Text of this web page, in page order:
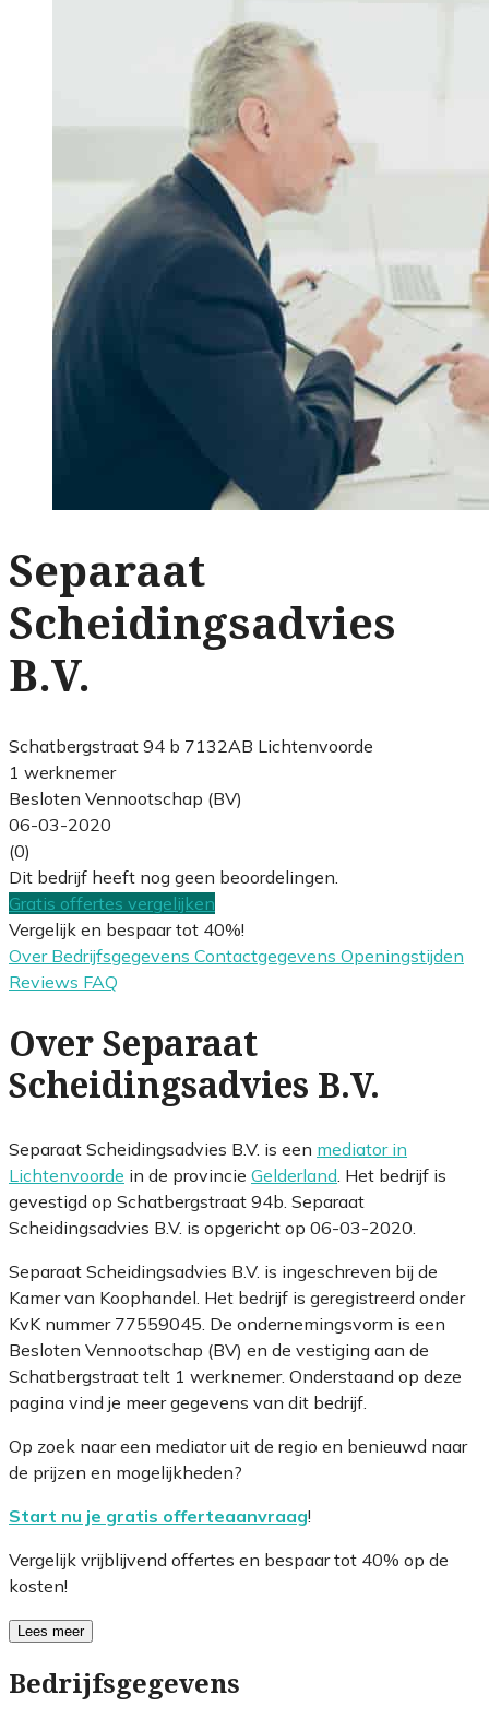
Separaat
Scheidingsadvies
B.V.
Schatbergstraat 94 b 7132AB Lichtenvoorde
1 werknemer
Besloten Vennootschap (BV)
06-03-2020
(0)
Dit bedrijf heeft nog geen beoordelingen.
Gratis offertes vergelijken
Vergelijk en bespaar tot 40%!
Over Bedrijfsgegevens Contactgegevens Openingstijden
Reviews FAQ
Over Separaat
Scheidingsadvies B.V.
Separaat Scheidingsadvies B.V. is een mediator in
Lichtenvoorde in de provincie Gelderland . Het bedrijf is
gevestigd op Schatbergstraat 94b. Separaat
Scheidingsadvies B.V. is opgericht op 06-03-2020.
Separaat Scheidingsadvies B.V. is ingeschreven bij de
Kamer van Koophandel. Het bedrijf is geregistreerd onder
KvK nummer 77559045. De ondernemingsvorm is een
Besloten Vennootschap (BV) en de vestiging aan de
Schatbergstraat telt 1 werknemer. Onderstaand op deze
pagina vind je meer gegevens van dit bedrijf.
Op zoek naar een mediator uit de regio en benieuwd naar
de prijzen en mogelijkheden?
Start nu je gratis offerteaanvraag!
Vergelijk vrijblijvend offertes en bespaar tot 40% op de
kosten!
Lees meer
Bedrijfsgegevens